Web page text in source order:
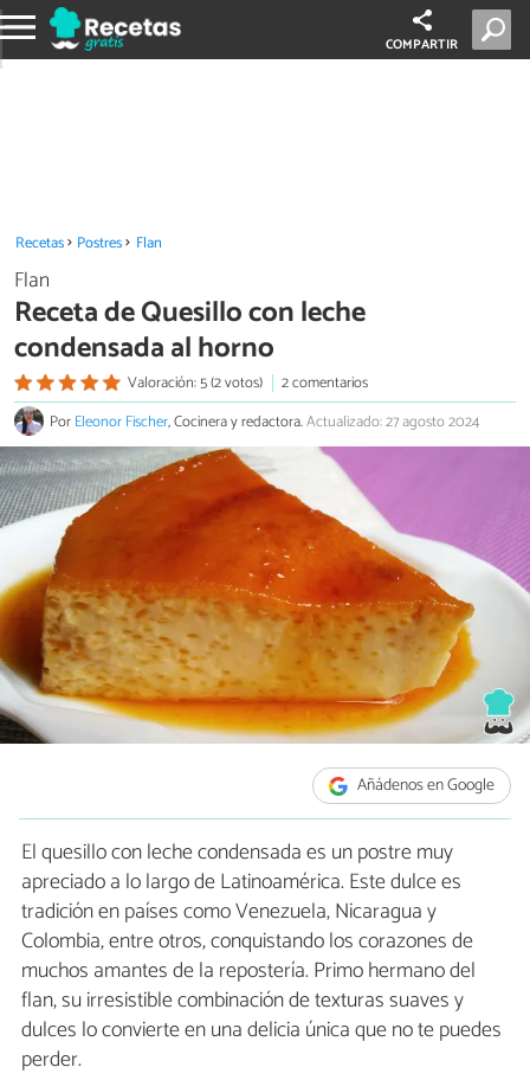
COMPARTIR
Recetas Postres Flan
Flan
Receta de Quesillo con leche
condensada al horno
Valoración: 5 (2 votos)
2 comentarios
PorEleonor Fischer, Cocinera y redactora.Actualizado: 27 agosto 2024
Añádenos en Google
El quesillo con leche condensada es un postre muy
apreciado a lo largo de Latinoamérica. Este dulce es
tradición en países como Venezuela, Nicaragua y
Colombia, entre otros, conquistando los corazones de
muchos amantes de la repostería. Primo hermano del
flan, su irresistible combinación de texturas suaves y
dulces lo convierte en una delicia única que no te puedes
perder.